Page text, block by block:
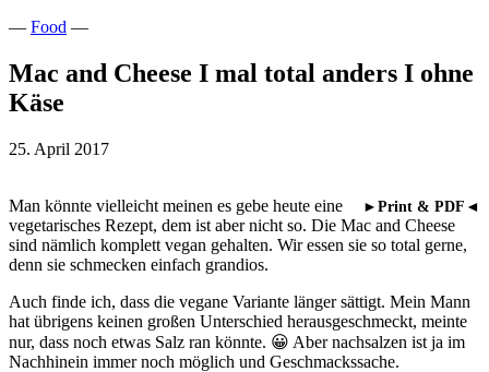
Nia Latea
— Food —
Mac and Cheese I mal total anders I ohne
Käse
25. April 2017
►Print & PDF◄
Man könnte vielleicht meinen es gebe heute eine
vegetarisches Rezept, dem ist aber nicht so. Die Mac and Cheese
sind nämlich komplett vegan gehalten. Wir essen sie so total gerne,
denn sie schmecken einfach grandios.
Auch finde ich, dass die vegane Variante länger sättigt. Mein Mann
hat übrigens keinen großen Unterschied herausgeschmeckt, meinte
nur, dass noch etwas Salz ran könnte. 😀 Aber nachsalzen ist ja im
Nachhinein immer noch möglich und Geschmackssache.